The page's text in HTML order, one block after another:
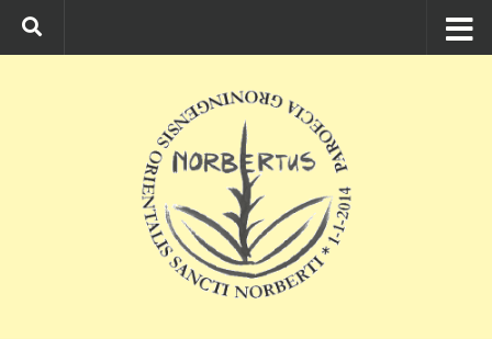
Ga naar de inhoud